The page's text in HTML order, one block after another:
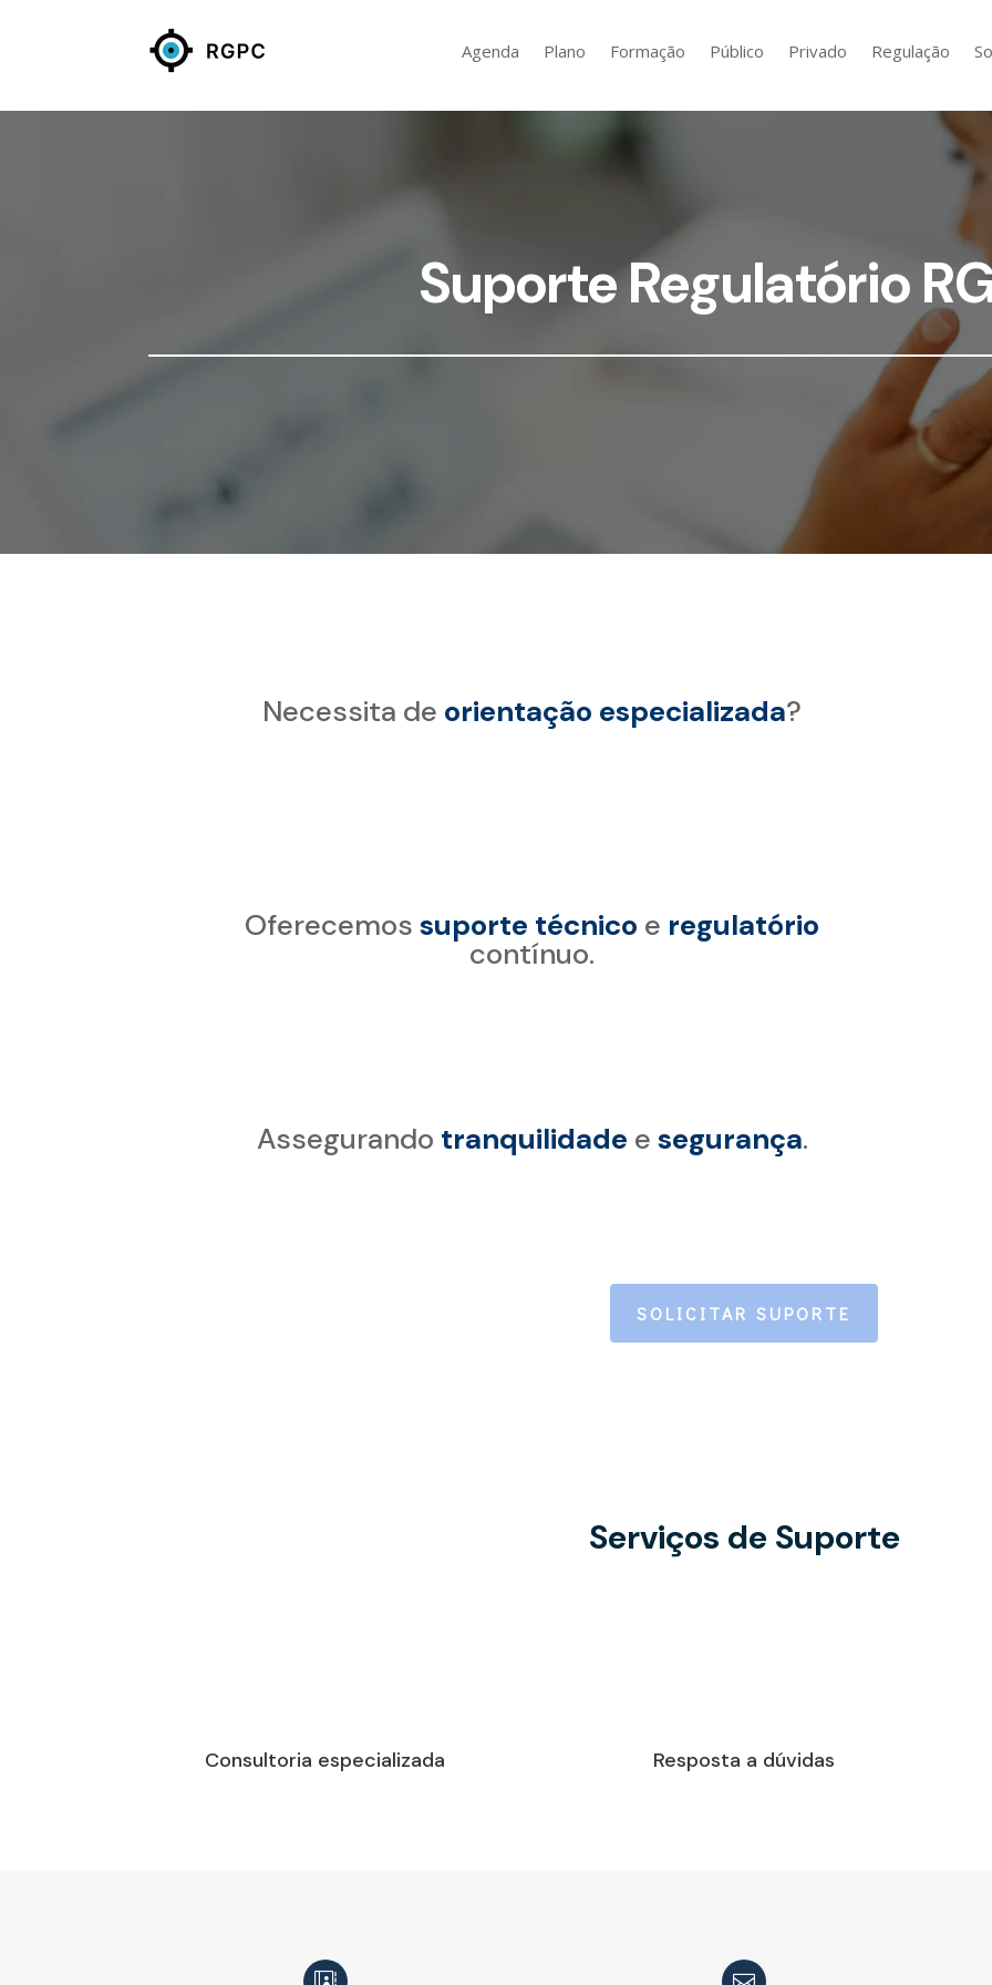
Agenda Plano Formação Público Privado Regulação
Suporte Regulatório
Necessita de orientação especializada?
Oferecemossuporte técnico e regulatório
contínuo.
Assegurando tranquilidade e segurança.
SOLICITAR SUPORTE
Serviços de Suporte
Consultoria especializada Resposta a dúvidas